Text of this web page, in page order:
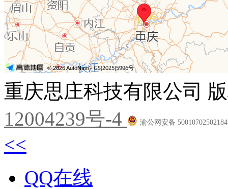
重庆思庄科技有限公司
12004239号-4
渝公网安备
<<
QQ在线